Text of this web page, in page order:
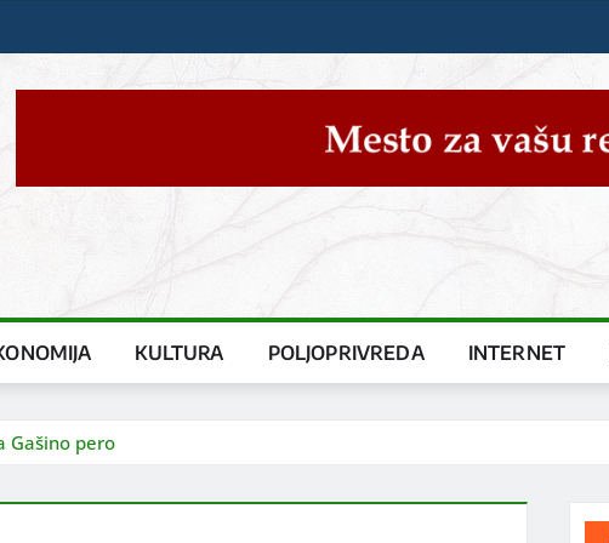
KULTURA POLJOPRIVREDA INTERNET
Gašino pero